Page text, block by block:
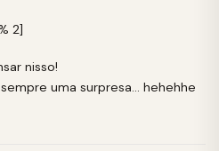
2]
nisso!
uma surpresa… hehehhe